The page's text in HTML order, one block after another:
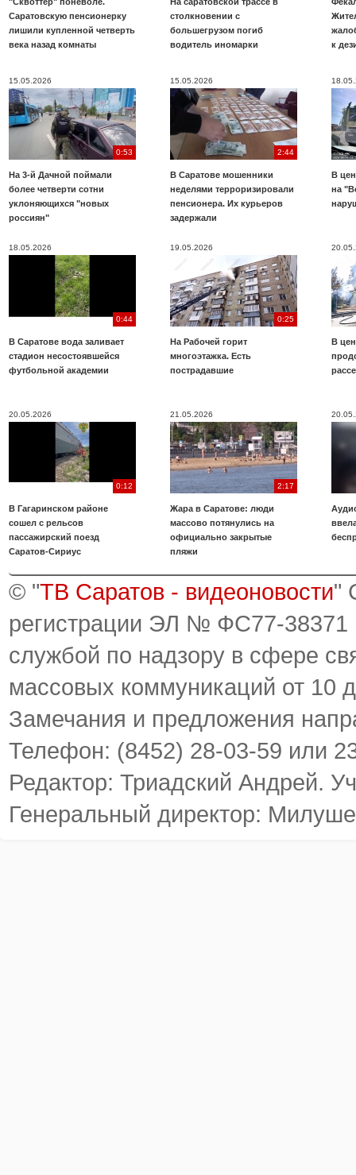
Саратовскую пенсионерку
лишили купленной четверть
века назад комнаты
столкновении с
большегрузом погиб
водитель иномарки
к
15.05.2026
0:53
На 3-й Дачной поймали
более четверти сотни
уклоняющихся "новых
россиян"
15.05.2026
2:44
В Саратове мошенники
неделями терроризировали
пенсионера. Их курьеров
задержали
В
на
18.05.2026
0:44
В Саратове вода заливает
стадион несостоявшейся
футбольной академии
19.05.2026
0:25
На Рабочей горит
многоэтажка. Есть
пострадавшие
В
20.05.2026
0:12
В Гагаринском районе
сошел с рельсов
пассажирский поезд
Саратов-Сириус
21.05.2026
2:17
Жара в Саратове: люди
массово потянулись на
официально закрытые
пляжи
© "ТВ Саратов - видеоновости"
регистрации ЭЛ № ФС77-38371
службой по надзору в сфере
массовых коммуникаций от 10
Замечания и предложения
Телефон: (8452) 28-03-59 или
Редактор: Триадский Андрей.
Генеральный директор: